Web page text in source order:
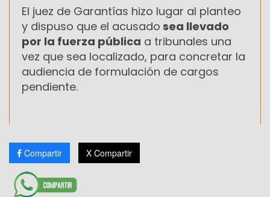
El juez de Garantías hizo lugar al planteo
y dispuso que el acusado sea llevado
por la fuerza pública a tribunales una
vez que sea localizado, para concretar la
audiencia de formulación de cargos
pendiente.
Compartir X Compartir